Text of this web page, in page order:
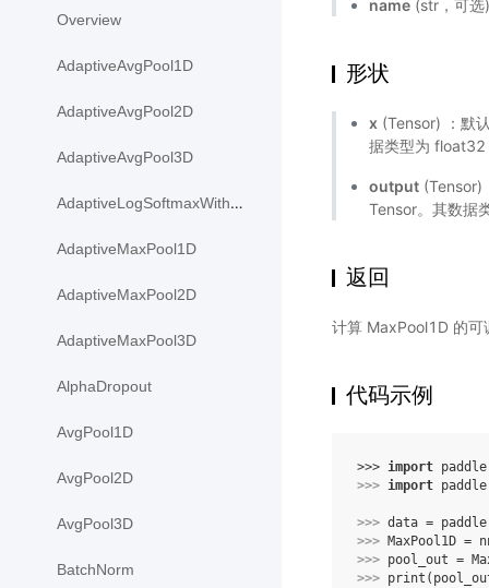
Overview
AdaptiveAvgPool1D
AdaptiveAvgPool2D
AdaptiveAvgPool3D
AdaptiveLogSoftmaxWithLoss
AdaptiveMaxPool1D
AdaptiveMaxPool2D
AdaptiveMaxPool3D
AlphaDropout
AvgPool1D
AvgPool2D
AvgPool3D
BatchNorm
name (str，可
形状
x (Tensor) ：默
据类型为
output (Tensor)
Tensor。其数据
返回
计算 MaxPool1D 的可
代码示例
>>> import paddle
>>> import
>>> data = paddle
>>> MaxPool1D =
>>> pool_out =
>>> print (